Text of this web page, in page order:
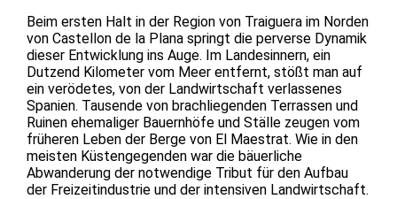
Beim ersten Halt in der Region von Traiguera im Norden
von Castellon de la Plana springt die perverse Dynamik
dieser Entwicklung ins Auge. Im Landesinnern, ein
Dutzend Kilometer vom Meer entfernt, stößt man auf
ein verödetes, von der Landwirtschaft verlassenes
Spanien. Tausende von brachliegenden Terrassen und
Ruinen ehemaliger Bauernhöfe und Ställe zeugen vom
früheren Leben der Berge von El Maestrat. Wie in den
meisten Küstengegenden war die bäuerliche
Abwanderung der notwendige Tribut für den Aufbau
der Freizeitindustrie und der intensiven Landwirtschaft.